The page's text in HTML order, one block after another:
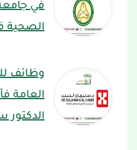
في
الصحية في
وظائف
العامة
الدكتور